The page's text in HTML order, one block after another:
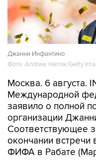
Джанни Инфантино
Фото: Andrew Harnik/Getty
Москва. 6 августа.
Международной
заявило о полной
организации
Соответствующее
окончании
ФИФА в Рабате